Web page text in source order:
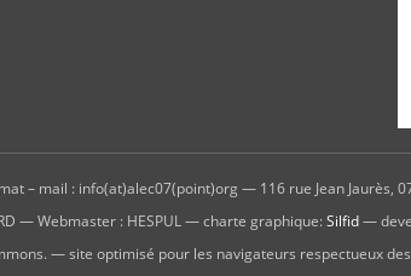
– mail : info(at)alec07(point)org — 116 rue Jean Jaurès,
— Webmaster : HESPUL — charte graphique:Silfid—
— site optimisé pour les navigateurs respectueux